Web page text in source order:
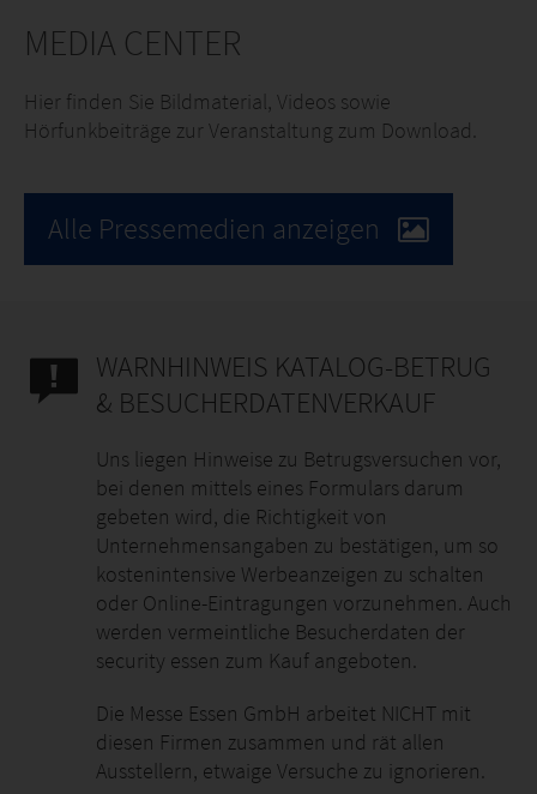
MEDIA CENTER
Hier finden Sie Bildmaterial, Videos sowie
Hörfunkbeiträge zur Veranstaltung zum Download.
Alle Pressemedien anzeigen
WARNHINWEIS KATALOG-BETRUG
& BESUCHERDATENVERKAUF
Uns liegen Hinweise zu Betrugsversuchen vor,
bei denen mittels eines Formulars darum
gebeten wird, die Richtigkeit von
Unternehmensangaben zu bestätigen, um so
kostenintensive Werbeanzeigen zu schalten
oder Online-Eintragungen vorzunehmen. Auch
werden vermeintliche Besucherdaten der
security essen zum Kauf angeboten.
Die Messe Essen GmbH arbeitet NICHT mit
diesen Firmen zusammen und rät allen
Ausstellern, etwaige Versuche zu ignorieren.